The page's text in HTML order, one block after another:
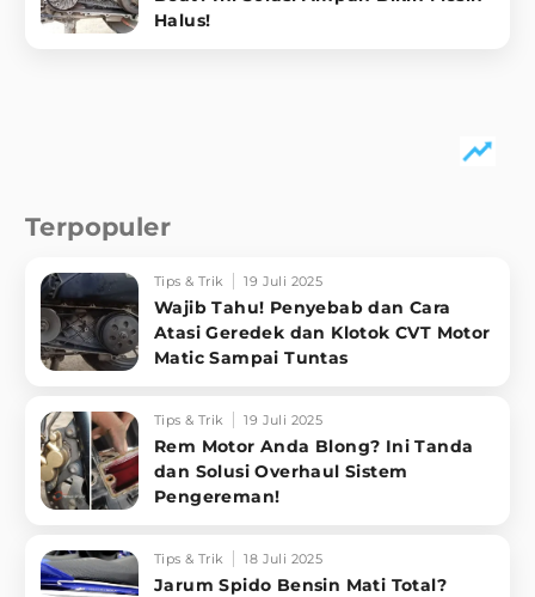
Halus!
Terpopuler
Tips & Trik 19 Juli 2025
Wajib Tahu! Penyebab dan Cara
Atasi Geredek dan Klotok CVT Motor
Matic Sampai Tuntas
Tips & Trik 19 Juli 2025
Rem Motor Anda Blong? Ini Tanda
dan Solusi Overhaul Sistem
Pengereman!
Tips & Trik 18 Juli 2025
Jarum Spido Bensin Mati Total?